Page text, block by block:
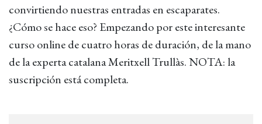
convirtiendo nuestras entradas en escaparates.
¿Cómo se hace eso? Empezando por este interesante
curso online de cuatro horas de duración, de la mano
de la experta catalana Meritxell Trullàs. NOTA: la
suscripción está completa.